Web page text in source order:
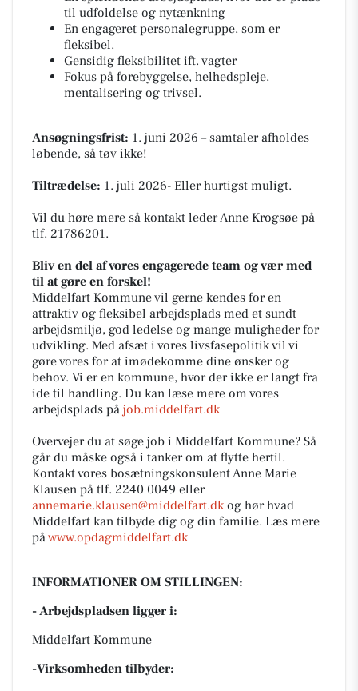
til udfoldelse og nytænkning
En engageret personalegruppe, som er
fleksibel.
Gensidig fleksibilitet ift. vagter
Fokus på forebyggelse, helhedspleje,
mentalisering og trivsel.
Ansøgningsfrist: 1. juni 2026 – samtaler afholdes
løbende, så tøv ikke!
Tiltrædelse: 1. juli 2026- Eller hurtigst muligt.
Vil du høre mere så kontakt leder Anne Krogsøe på
tlf. 21786201.
Bliv en del af vores engagerede team og vær med
til at gøre en forskel!
Middelfart Kommune vil gerne kendes for en
attraktiv og fleksibel arbejdsplads med et sundt
arbejdsmiljø, god ledelse og mange muligheder for
udvikling. Med afsæt i vores livsfasepolitik vil vi
gøre vores for at imødekomme dine ønsker og
behov. Vi er en kommune, hvor der ikke er langt fra
ide til handling. Du kan læse mere om vores
arbejdsplads på job.middelfart.dk
Overvejer du at søge job i Middelfart Kommune? Så
går du måske også i tanker om at flytte hertil.
Kontakt vores bosætningskonsulent Anne Marie
Klausen på tlf. 2240 0049 eller
annemarie.klausen@middelfart.dkog hør hvad
Middelfart kan tilbyde dig og din familie. Læs mere
påwww.opdagmiddelfart.dk
INFORMATIONER OM STILLINGEN:
- Arbejdspladsen ligger i:
Middelfart Kommune
-Virksomheden tilbyder: